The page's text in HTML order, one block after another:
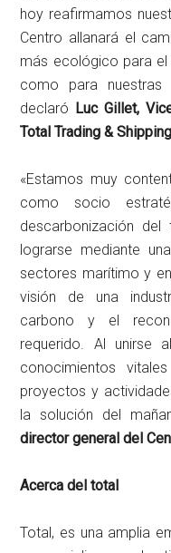
hoy reafirmamos
Centro allanará el
más ecológico para
como para nuestras
declaró Luc Gillet,
Total Trading &
«Estamos muy
como socio
descarbonización
lograrse mediante
sectores marítimo y
visión de una
carbono y el
requerido. Al unirse
conocimientos
proyectos y
la solución del
director general del
Acerca del total
Total, es una amplia